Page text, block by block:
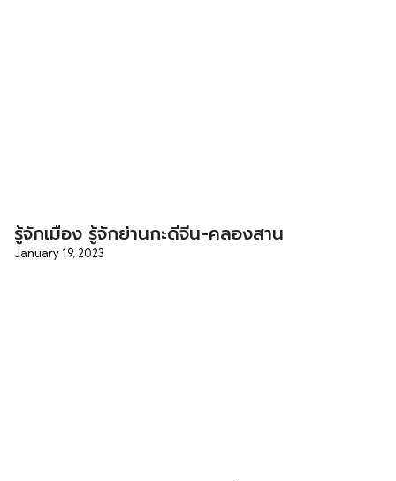
รู้จักเมือง รู้จักย่านกะดีจีน-คลองสาน
January 19, 2023